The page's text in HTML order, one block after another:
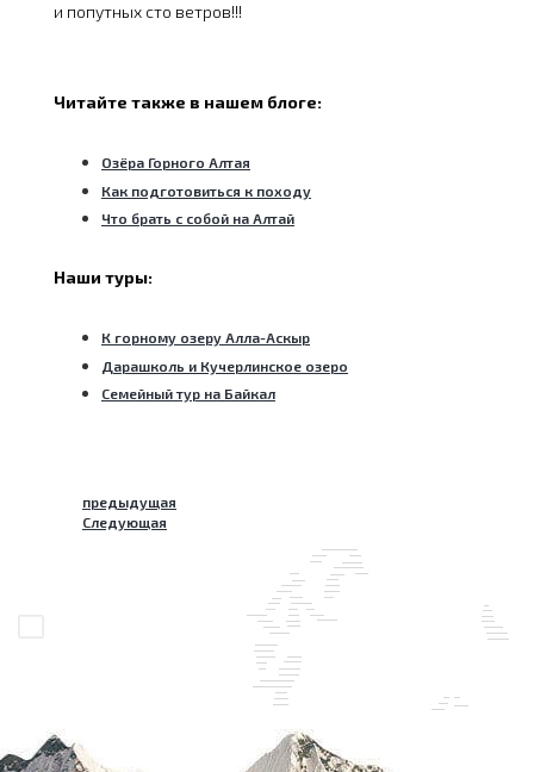
и попутных сто ветров!!!
Читайте также в нашем блоге:
Озёра Горного Алтая
Как подготовиться к походу
Что брать с собой на Алтай
Наши туры:
К горному озеру Алла-Аскыр
Дарашколь и Кучерлинское озеро
Семейный тур на Байкал
предыдущая
Следующая